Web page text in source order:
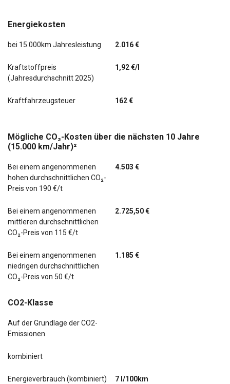
Energiekosten
bei 15.000km Jahresleistung 2.016 €
Kraftstoffpreis
(Jahresdurchschnitt 2025)
1,92 €/l
Kraftfahrzeugsteuer 162 €
Mögliche CO₂-Kosten über die nächsten 10 Jahre
(15.000 km/Jahr)²
Bei einem angenommenen
hohen durchschnittlichen CO₂-
Preis von 190 €/t
4.503 €
Bei einem angenommenen
mittleren durchschnittlichen
CO₂-Preis von 115 €/t
2.725,50 €
Bei einem angenommenen
niedrigen durchschnittlichen
CO₂-Preis von 50 €/t
1.185 €
CO2-Klasse
Auf der Grundlage der CO2-
Emissionen
kombiniert
Energieverbrauch (kombiniert) 7 l/100km